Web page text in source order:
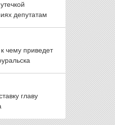
депутатам
чему приведет
главу